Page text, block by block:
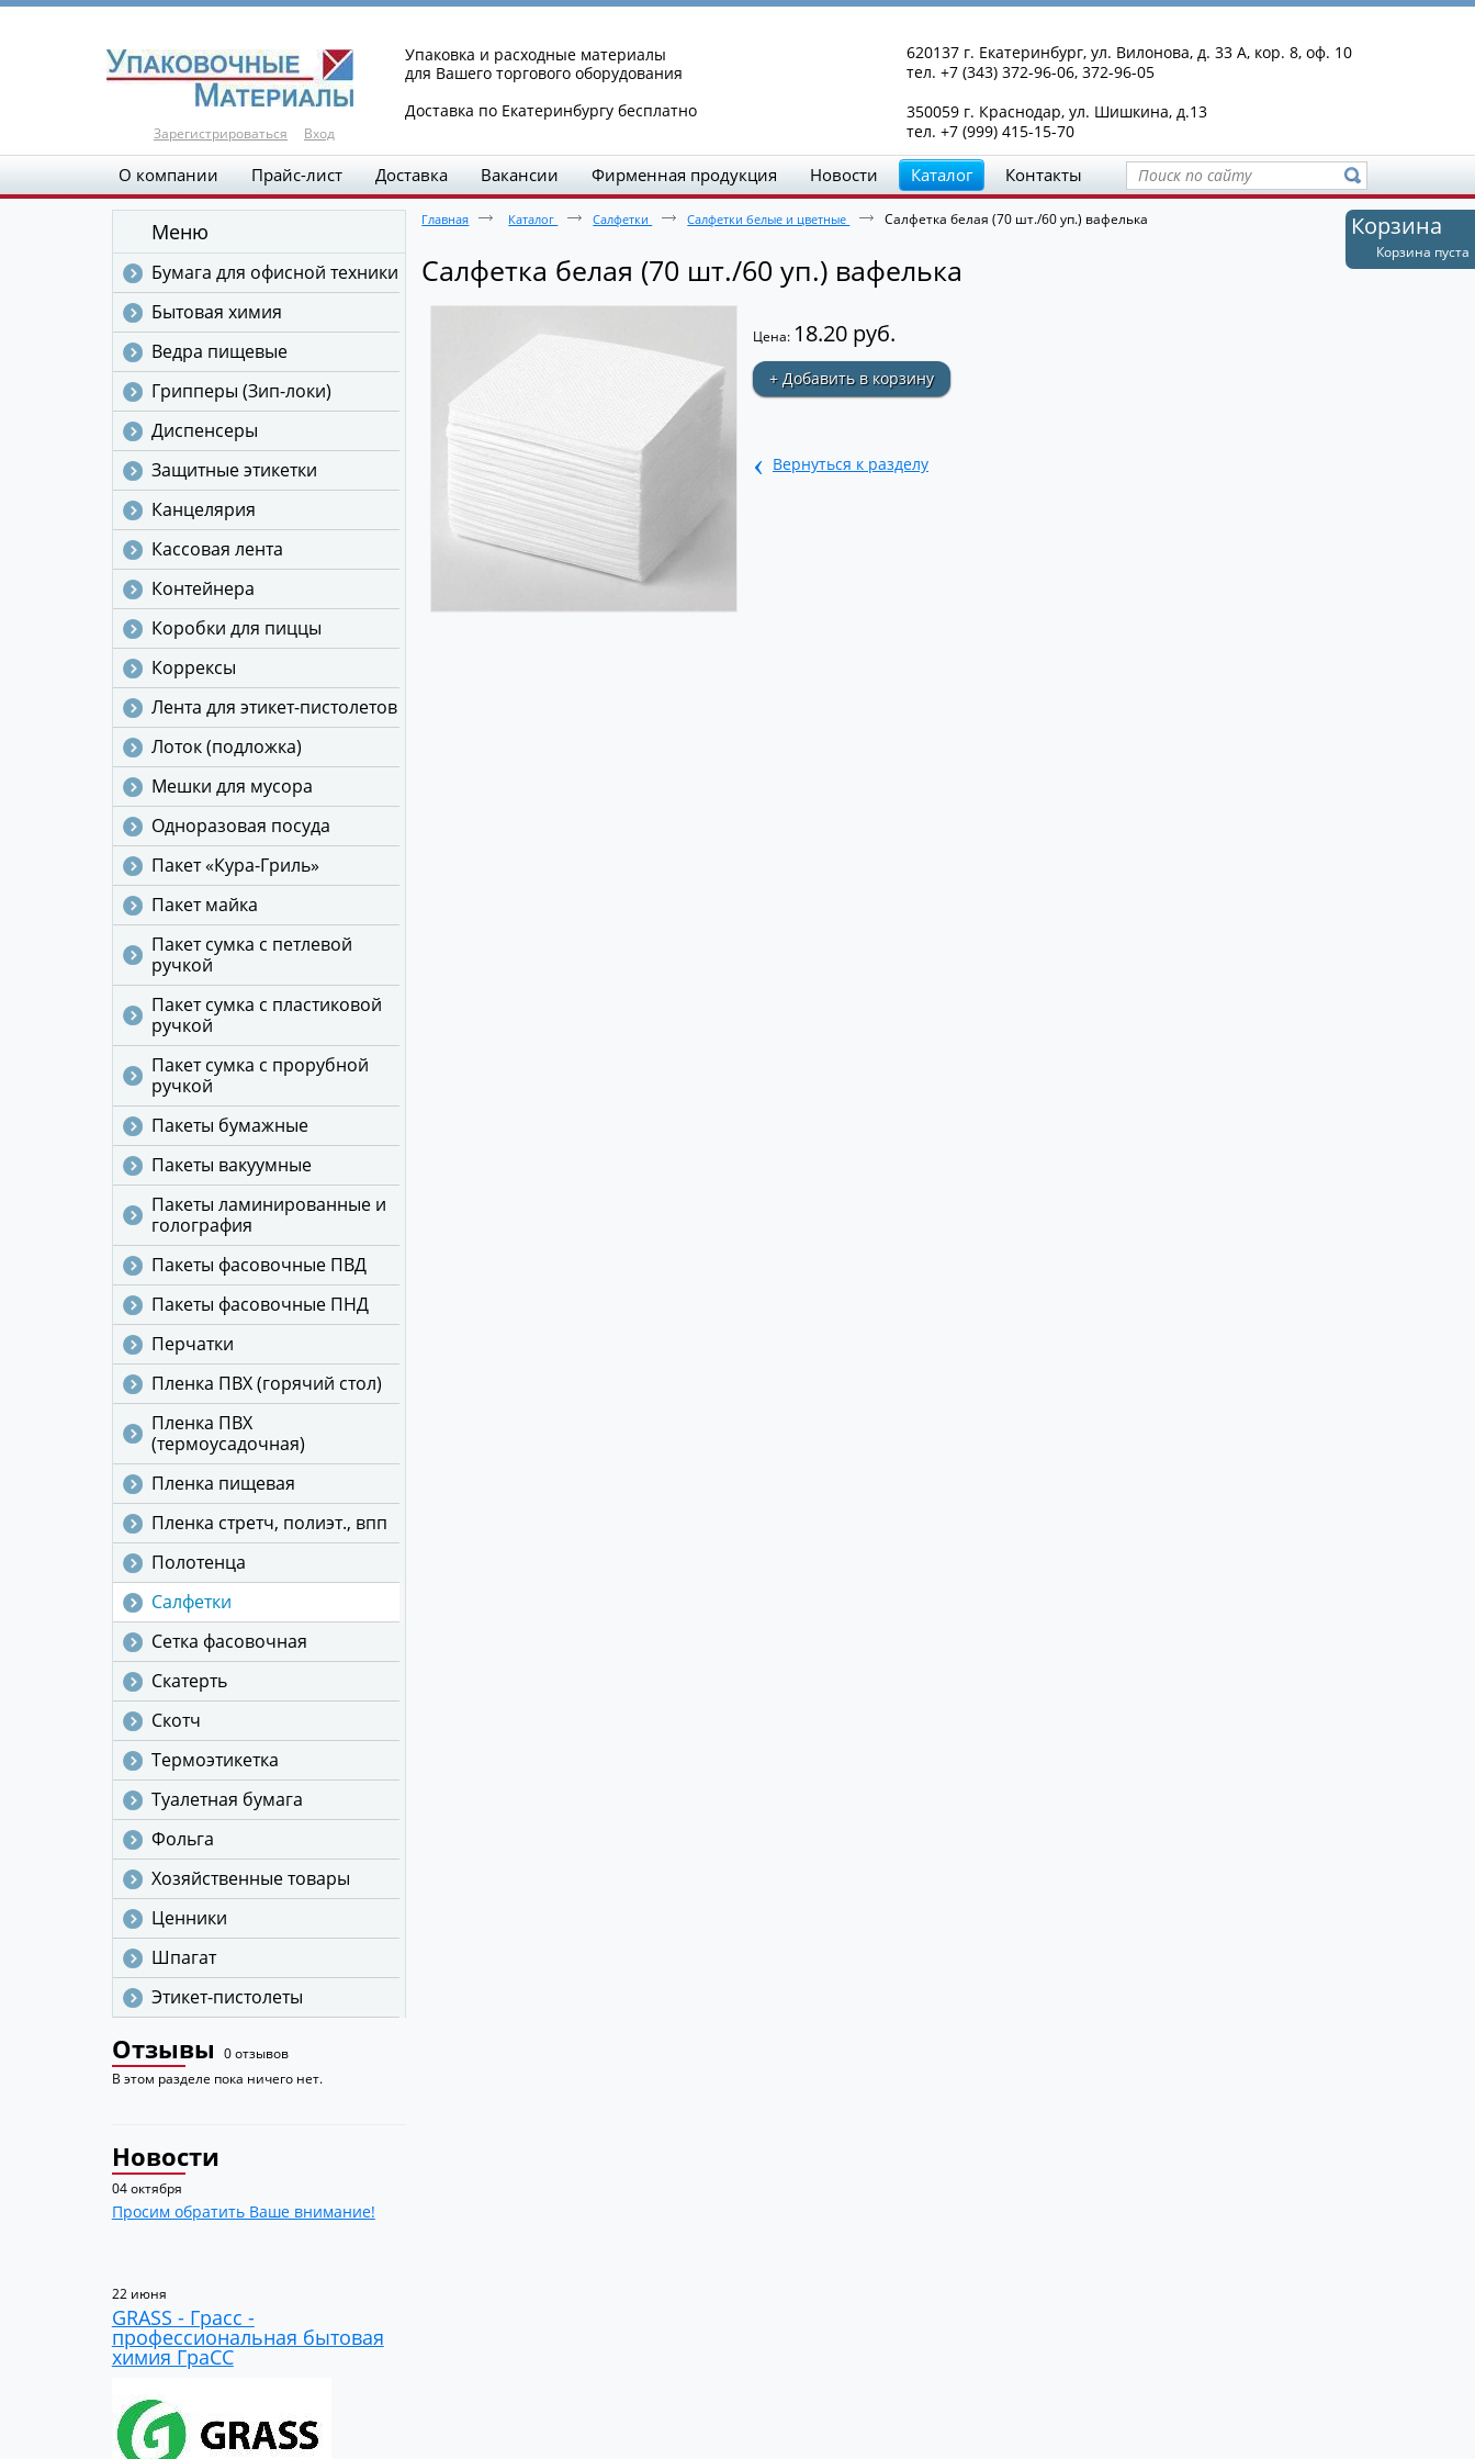
Зарегистрироваться Вход
620137 г. Екатеринбург, ул. Вилонова, д. 33 А, кор. 8, оф. 10
тел. +7 (343) 372-96-06, 372-96-05
350059 г. Краснодар, ул. Шишкина, д.13
тел. +7 (999) 415-15-70
Упаковка и расходные материалы
для Вашего торгового оборудования
Доставка по Екатеринбургу бесплатно
О компании Прайс-лист Доставка Вакансии Фирменная продукция Новости Каталог Контакты
Меню
Бумага для офисной техники
Бытовая химия
Ведра пищевые
Грипперы (Зип-локи)
Диспенсеры
Защитные этикетки
Канцелярия
Кассовая лента
Контейнера
Коробки для пиццы
Коррексы
Лента для этикет-пистолетов
Лоток (подложка)
Мешки для мусора
Одноразовая посуда
Пакет «Кура-Гриль»
Пакет майка
Пакет сумка с петлевой
ручкой
Пакет сумка с пластиковой
ручкой
Пакет сумка с прорубной
ручкой
Пакеты бумажные
Пакеты вакуумные
Пакеты ламинированные и
голография
Пакеты фасовочные ПВД
Пакеты фасовочные ПНД
Перчатки
Пленка ПВХ (горячий стол)
Пленка ПВХ
(термоусадочная)
Пленка пищевая
Пленка стретч, полиэт., впп
Полотенца
Салфетки
Сетка фасовочная
Скатерть
Скотч
Термоэтикетка
Туалетная бумага
Фольга
Хозяйственные товары
Ценники
Шпагат
Этикет-пистолеты
Корзина
Корзина пуста
Отзывы 0 отзывов
В этом разделе пока ничего нет.
Новости
04 октября
Просим обратить Ваше внимание!
22 июня
GRASS - Грасс -
профессиональная бытовая
химия ГраСС
Главная Каталог Салфетки Салфетки белые и цветные Салфетка белая (70 шт./60 уп.) вафелька
Салфетка белая (70 шт./60 уп.) вафелька
Цена: 18.20 руб.
+ Добавить в корзину
‹ Вернуться к разделу